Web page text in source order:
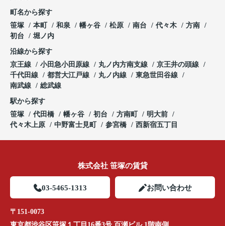
町名から探す
笹塚
本町 和泉 幡ヶ谷 松原 南台 代々木
方南
初台
堀ノ内
沿線から探す
京王線
小田急小田原線 丸ノ内方南支線
京王井の頭線
千代田線
都営大江戸線 丸ノ内線
東急世田谷線
南武線
総武線
駅から探す
笹塚
代田橋 幡ヶ谷 初台 方南町
明大前
代々木上原
中野富士見町 参宮橋 西新宿五丁目
株式会社 笹塚の賃貸
03-5465-1313 お問い合わせ
〒151-0073